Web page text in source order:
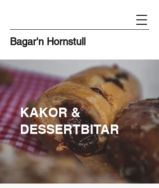
Bagar'n Hornstull
KAKOR &
DESSERTBITAR